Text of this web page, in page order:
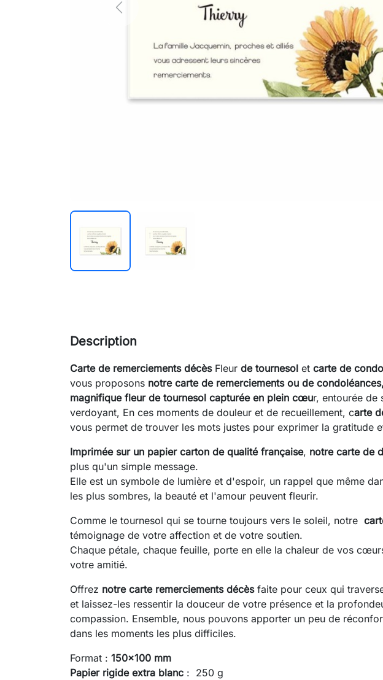
Previous
Description
Carte de remerciements décèsFleur de tournesol et carte de
vous proposons notre carte de remerciements ou de condoléances,
magnifique fleur de tournesol capturée en plein cœur, entourée de
verdoyant, En ces moments de douleur et de recueillement, carte
vous permet de trouver les mots justes pour exprimer la gratitude
Imprimée sur un papier carton de qualité française, notre carte de
plus qu'un simple message.
Elle est un symbole de lumière et d'espoir, un rappel que même
les plus sombres, la beauté et l'amour peuvent fleurir.
Comme le tournesol qui se tourne toujours vers le soleil, notre
témoignage de votre affection et de votre soutien.
Chaque pétale, chaque feuille, porte en elle la chaleur de vos
votre amitié.
Offrez notre carte remerciements décèsfaite pour ceux qui
et laissez-les ressentir la douceur de votre présence et la
compassion. Ensemble, nous pouvons apporter un peu de
dans les moments les plus difficiles.
Format : 150x100 mm
Papier rigide extra blanc : 250 g